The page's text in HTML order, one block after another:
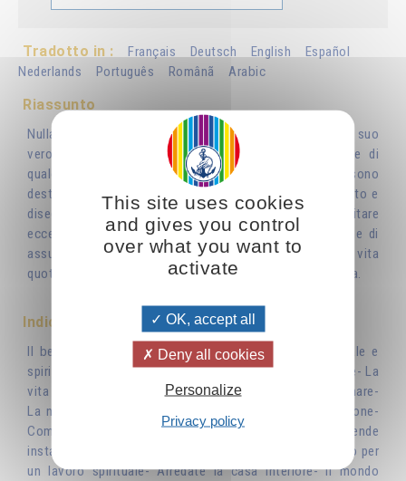
Tradotto in : Français Deutsch English
Español
Nederlands
Português Românã Arabic
Riassunto
Nulla risulta più difficile all’uomo che porre lo spirito al suo
vero posto: il primo. Eccezion fatta per le esperienze di
qualche grande santo o mistico, questi tentativi spesso sono
destinati al fallimento e talora provocano scoraggiamento e
disequilibrio. Per questa ragione l’autore, al fine di evitare
eccessi e rotture con la realtà di tutti i giorni, propone di
assumere come punto di partenza gli atti della nostra vita
quotidiana ponendoli alla base di una spiritualità autentica.
Indice
Il bene più prezioso: la vita –Conciliare la vita materiale e
spirituale- Consacrare la propria vita a uno scopo sublime- La
vita quotidiana: una materia che lo spirito deve trasformare-
La nutrizione considerata come uno yoga- La respirazione-
Come recuperare le proprie energie- L’amore rende
instancabili- Il progresso tecnologico rende l’uomo libero per
un lavoro spirituale- Arredate la casa interiore- Il mondo
This site uses cookies
and gives you control
over what you want to
activate
OK, accept all
Deny all cookies
Personalize
Privacy policy